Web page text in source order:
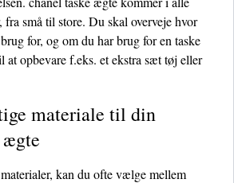
fra små til store. Du skal overveje hvor
for, og om du har brug for en taske
at opbevare f.eks. et ekstra sæt tøj eller
materiale til din
ægte
kan du ofte vælge mellem